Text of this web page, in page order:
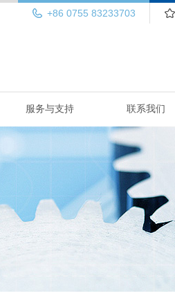
+86 0755 83233703
服务与支持 联系我们